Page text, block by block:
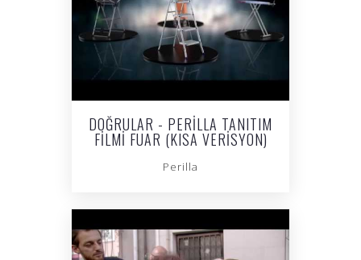
DOĞRULAR - PERILLA TANITIM
FILMI FUAR (KISA VERISYON)
Perilla